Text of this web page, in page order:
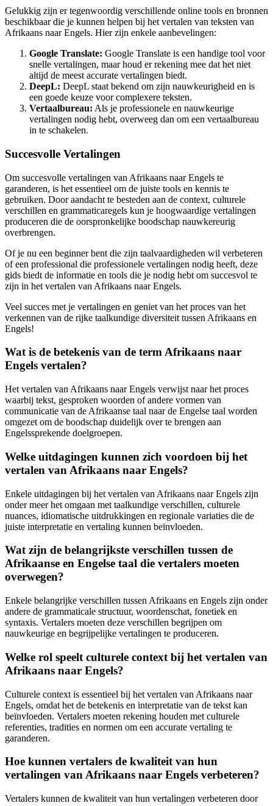
Gelukkig zijn er tegenwoordig verschillende online tools en bronnen
beschikbaar die je kunnen helpen bij het vertalen van teksten van
Afrikaans naar Engels. Hier zijn enkele aanbevelingen:
Google Translate: Google Translate is een handige tool voor
snelle vertalingen, maar houd er rekening mee dat het niet
altijd de meest accurate vertalingen biedt.
DeepL: DeepL staat bekend om zijn nauwkeurigheid en is
een goede keuze voor complexere teksten.
Vertaalbureau: Als je professionele en nauwkeurige
vertalingen nodig hebt, overweeg dan om een vertaalbureau
in te schakelen.
Succesvolle Vertalingen
Om succesvolle vertalingen van Afrikaans naar Engels te
garanderen, is het essentieel om de juiste tools en kennis te
gebruiken. Door aandacht te besteden aan de context, culturele
verschillen en grammaticaregels kun je hoogwaardige vertalingen
produceren die de oorspronkelijke boodschap nauwkereurig
overbrengen.
Of je nu een beginner bent die zijn taalvaardigheden wil verbeteren
of een professional die professionele vertalingen nodig heeft, deze
gids biedt de informatie en tools die je nodig hebt om succesvol te
zijn in het vertalen van Afrikaans naar Engels.
Veel succes met je vertalingen en geniet van het proces van het
verkennen van de rijke taalkundige diversiteit tussen Afrikaans en
Engels!
Wat is de betekenis van de term Afrikaans naar
Engels vertalen?
Het vertalen van Afrikaans naar Engels verwijst naar het proces
waarbij tekst, gesproken woorden of andere vormen van
communicatie van de Afrikaanse taal naar de Engelse taal worden
omgezet om de boodschap duidelijk over te brengen aan
Engelssprekende doelgroepen.
Welke uitdagingen kunnen zich voordoen bij het
vertalen van Afrikaans naar Engels?
Enkele uitdagingen bij het vertalen van Afrikaans naar Engels zijn
onder meer het omgaan met taalkundige verschillen, culturele
nuances, idiomatische uitdrukkingen en regionale variaties die de
juiste interpretatie en vertaling kunnen beïnvloeden.
Wat zijn de belangrijkste verschillen tussen de
Afrikaanse en Engelse taal die vertalers moeten
overwegen?
Enkele belangrijke verschillen tussen Afrikaans en Engels zijn onder
andere de grammaticale structuur, woordenschat, fonetiek en
syntaxis. Vertalers moeten deze verschillen begrijpen om
nauwkeurige en begrijpelijke vertalingen te produceren.
Welke rol speelt culturele context bij het vertalen van
Afrikaans naar Engels?
Culturele context is essentieel bij het vertalen van Afrikaans naar
Engels, omdat het de betekenis en interpretatie van de tekst kan
beïnvloeden. Vertalers moeten rekening houden met culturele
referenties, tradities en normen om een accurate vertaling te
garanderen.
Hoe kunnen vertalers de kwaliteit van hun
vertalingen van Afrikaans naar Engels verbeteren?
Vertalers kunnen de kwaliteit van hun vertalingen verbeteren door